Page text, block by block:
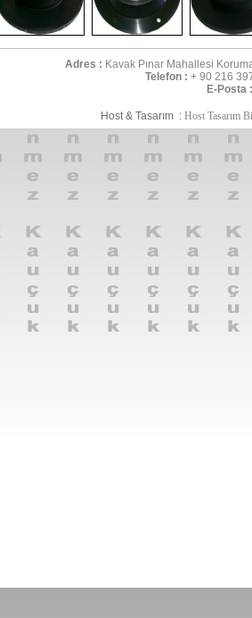
Adres : Kavak Pınar Mahallesi
Telefon : + 90 216
E-Posta
Host & Tasarım : Host Tasarım